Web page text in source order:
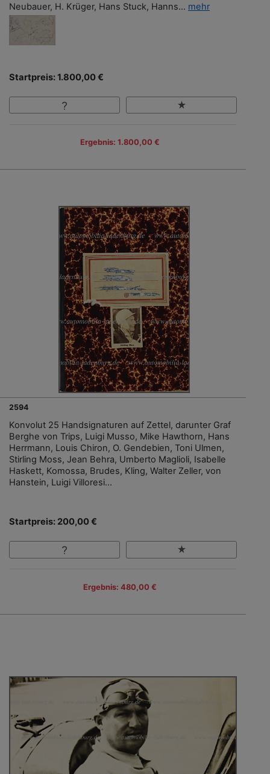
Neubauer, H. Krüger, Hans Stuck, Hanns... mehr
Startpreis: 1.800,00 €
Ergebnis: 1.800,00 €
2594
Konvolut 25 Handsignaturen auf Zettel, darunter Graf
Berghe von Trips, Luigi Musso, Mike Hawthorn, Hans
Herrmann, Louis Chiron, O. Gendebien, Toni Ulmen,
Stirling Moss, Jean Behra, Umberto Maglioli, Isabelle
Haskett, Komossa, Brudes, Kling, Walter Zeller, von
Hanstein, Luigi Villoresi...
Startpreis: 200,00 €
Ergebnis: 480,00 €